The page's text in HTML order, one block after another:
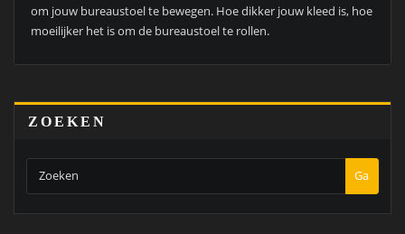
om jouw bureaustoel te bewegen. Hoe dikker jouw kleed is, hoe
moeilijker het is om de bureaustoel te rollen.
ZOEKEN
Ga